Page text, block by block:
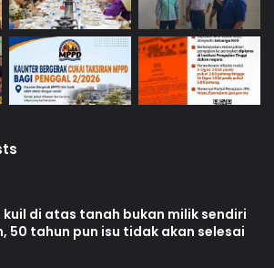
di atas tanah bukan milik sendiri
50 tahun pun isu tidak akan selesai